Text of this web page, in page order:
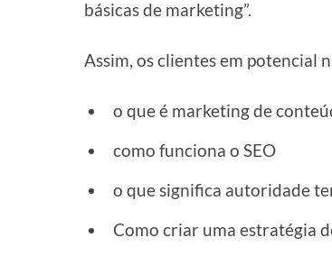
básicas de marketing”.
Assim, os clientes em potencial
o que é marketing de
como funciona o SEO
o que significa autoridade
Como criar uma estratégia